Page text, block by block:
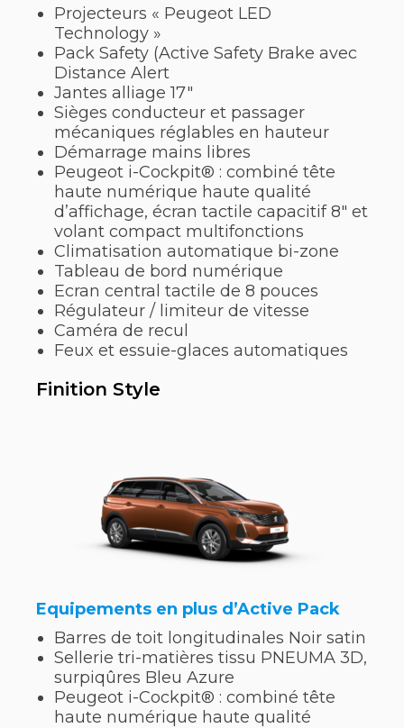
Projecteurs « Peugeot LED
Technology »
Pack Safety (Active Safety Brake avec
Distance Alert
Jantes alliage 17″
Sièges conducteur et passager
mécaniques réglables en hauteur
Démarrage mains libres
Peugeot i-Cockpit® : combiné tête
haute numérique haute qualité
d’affichage, écran tactile capacitif 8″ et
volant compact multifonctions
Climatisation automatique bi-zone
Tableau de bord numérique
Ecran central tactile de 8 pouces
Régulateur / limiteur de vitesse
Caméra de recul
Feux et essuie-glaces automatiques
Finition Style
Equipements en plus d’Active Pack
Barres de toit longitudinales Noir satin
Sellerie tri-matières tissu PNEUMA 3D,
surpiqûres Bleu Azure
Peugeot i-Cockpit® : combiné tête
haute numérique haute qualité